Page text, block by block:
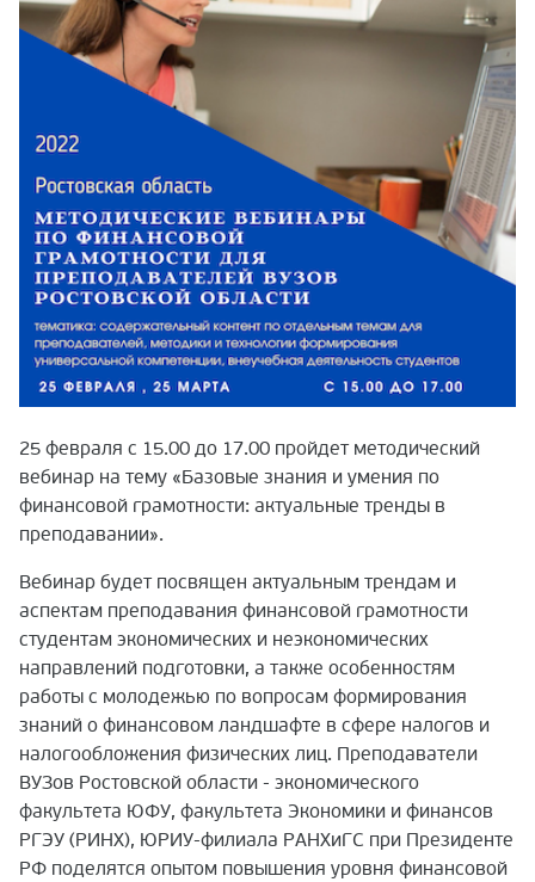
25 февраля с 15.00 до 17.00 пройдет методический
вебинар на тему «Базовые знания и умения по
финансовой грамотности: актуальные тренды в
преподавании».
Вебинар будет посвящен актуальным трендам и
аспектам преподавания финансовой грамотности
студентам экономических и неэкономических
направлений подготовки, а также особенностям
работы с молодежью по вопросам формирования
знаний о финансовом ландшафте в сфере налогов и
налогообложения физических лиц. Преподаватели
ВУЗов Ростовской области - экономического
факультета ЮФУ, факультета Экономики и финансов
РГЭУ (РИНХ), ЮРИУ-филиала РАНХиГС при Президенте
РФ поделятся опытом повышения уровня финансовой